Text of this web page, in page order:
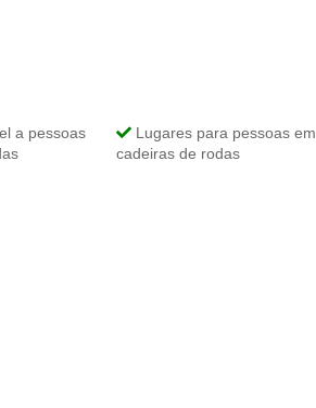
a pessoas
Lugares para pessoas em
cadeiras de rodas